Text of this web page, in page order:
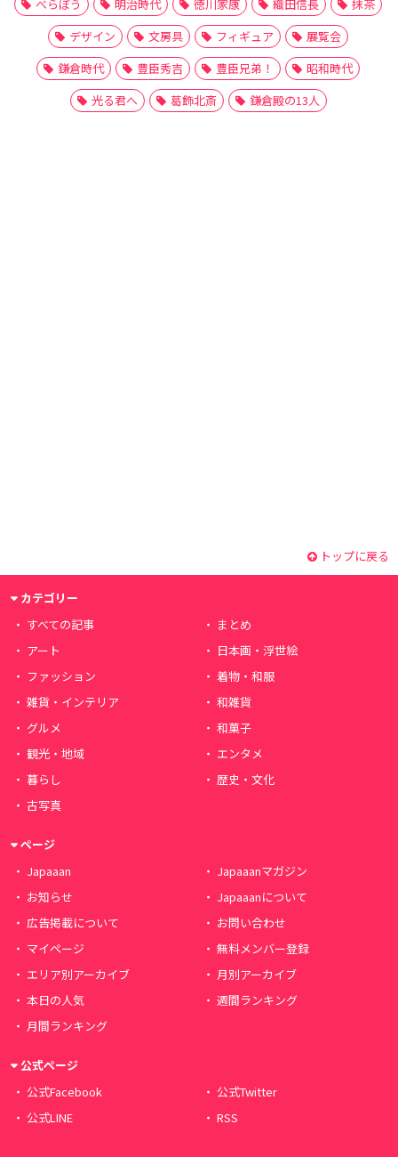
べらぼう
明治時代 徳川家康 織田信長
抹茶
デザイン
文房具 フィギュア
展覧会
鎌倉時代
豊臣秀吉 豊臣兄弟！
昭和時代
光る君へ
葛飾北斎 鎌倉殿の13人
トップに戻る
カテゴリー
すべての記事
まとめ
アート
日本画・浮世絵
ファッション
着物・和服
雑貨・インテリア
和雑貨
グルメ
和菓子
観光・地域
エンタメ
暮らし
歴史・文化
古写真
ページ
Japaaan
Japaaanマガジン
お知らせ
Japaaanについて
広告掲載について
お問い合わせ
マイページ
無料メンバー登録
エリア別アーカイブ
月別アーカイブ
本日の人気
週間ランキング
月間ランキング
公式ページ
公式Facebook
公式Twitter
公式LINE
RSS